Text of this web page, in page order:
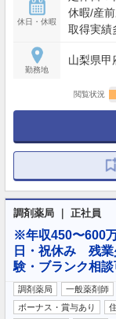
休日・休暇
休暇/産
取得実績
勤務地
山梨県甲
閲覧状況
調剤薬局 ｜ 正社員
※年収450〜600
日・祝休み 残
験・ブランク相
調剤薬局 一般薬剤師
ボーナス・賞与あり